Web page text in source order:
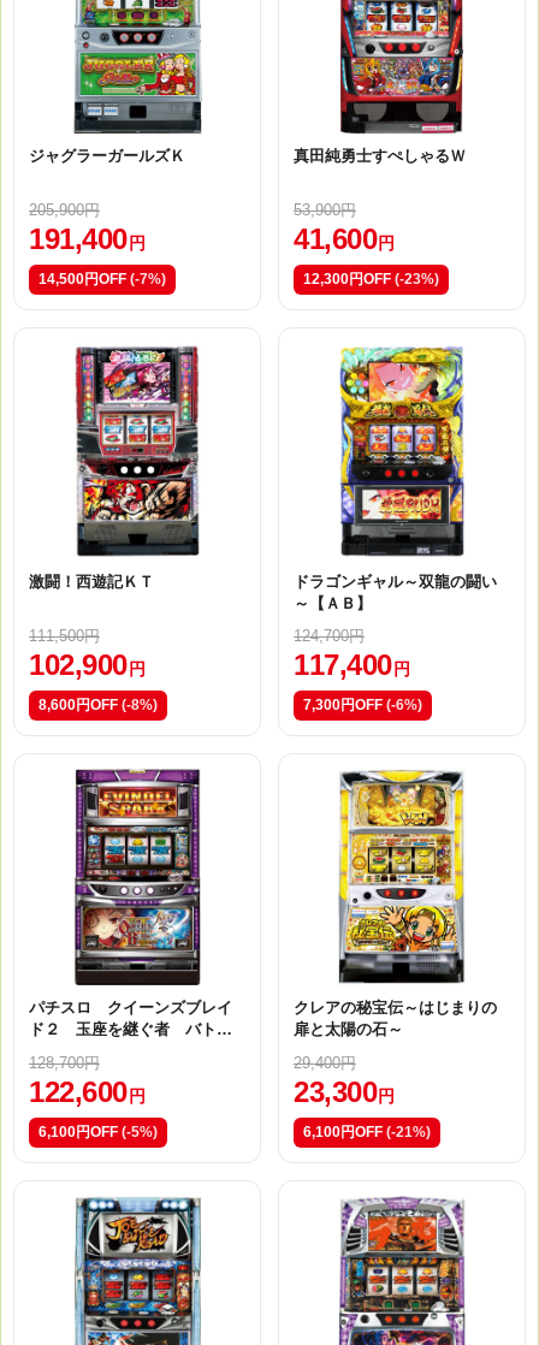
ジャグラーガールズＫ
205,900円
191,400 円
14,500円OFF (-7%)
真田純勇士すぺしゃるＷ
53,900円
41,600 円
12,300円OFF (-23%)
激闘！西遊記ＫＴ
111,500円
102,900 円
8,600円OFF (-8%)
ドラゴンギャル～双龍の闘い
～【ＡＢ】
124,700円
117,400 円
7,300円OFF (-6%)
パチスロ クイーンズブレイ
ド２ 玉座を継ぐ者 バトル
128,700円
122,600 円
6,100円OFF (-5%)
クレアの秘宝伝～はじまりの
扉と太陽の石～
29,400円
23,300 円
6,100円OFF (-21%)